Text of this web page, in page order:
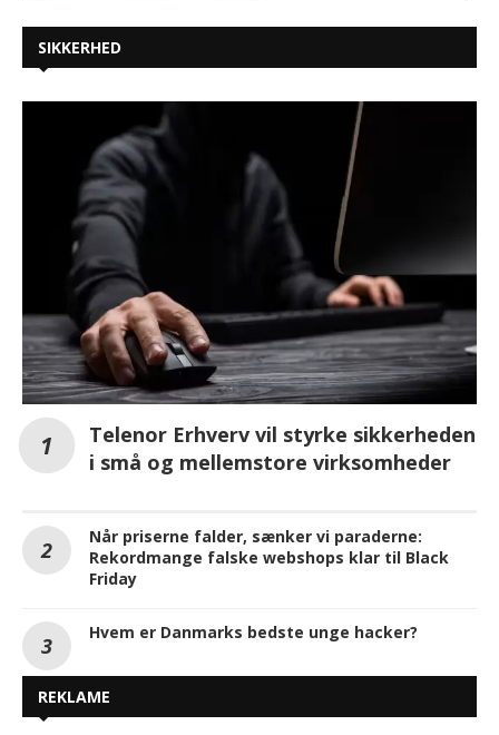
SIKKERHED
Telenor Erhverv vil styrke sikkerheden
i små og mellemstore virksomheder
Når priserne falder, sænker vi paraderne:
Rekordmange falske webshops klar til Black
Friday
Hvem er Danmarks bedste unge hacker?
REKLAME